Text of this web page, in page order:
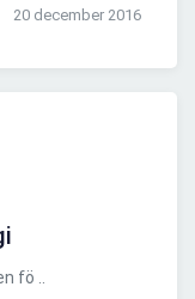
20 december 2016
fö ..